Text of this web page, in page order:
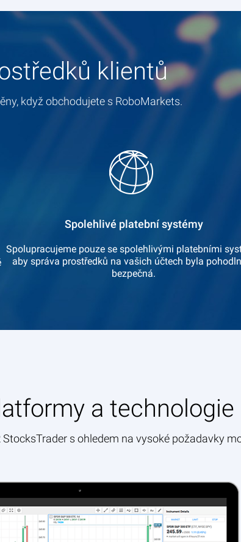
klientů
když obchodujete s RoboMarkets.
Spolehlivé platební systémy
Spolupracujeme pouze se spolehlivými platebními
aby správa prostředků na vašich účtech byla
bezpečná.
a technologie
s ohledem na vysoké požadavky